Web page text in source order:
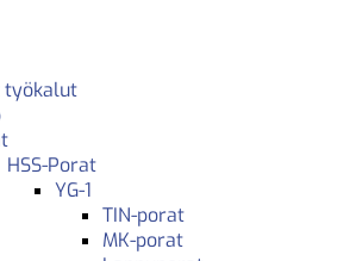
työkalut
HSS-Porat
YG-1
TIN-porat
MK-porat